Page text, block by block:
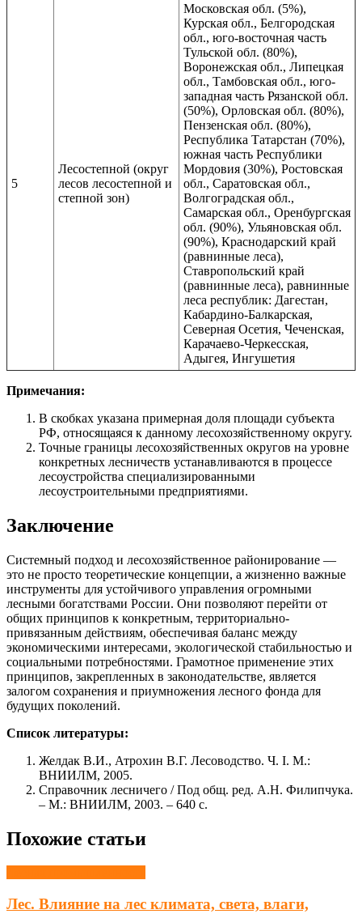
5
Лесостепной (округ
лесов лесостепной и
степной зон)
Московская обл. (5%),
Курская обл., Белгородская
обл., юго-восточная часть
Тульской обл. (80%),
Воронежская обл., Липецкая
обл., Тамбовская обл., юго-
западная часть Рязанской обл.
(50%), Орловская обл. (80%),
Пензенская обл. (80%),
Республика Татарстан (70%),
южная часть Республики
Мордовия (30%), Ростовская
обл., Саратовская обл.,
Волгоградская обл.,
Самарская обл., Оренбургская
обл. (90%), Ульяновская обл.
(90%), Краснодарский край
(равнинные леса),
Ставропольский край
(равнинные леса), равнинные
леса республик: Дагестан,
Кабардино-Балкарская,
Северная Осетия, Чеченская,
Карачаево-Черкесская,
Адыгея, Ингушетия
Примечания:
В скобках указана примерная доля площади субъекта
РФ, относящаяся к данному лесохозяйственному округу.
Точные границы лесохозяйственных округов на уровне
конкретных лесничеств устанавливаются в процессе
лесоустройства специализированными
лесоустроительными предприятиями.
Заключение
Системный подход и лесохозяйственное районирование —
это не просто теоретические концепции, а жизненно важные
инструменты для устойчивого управления огромными
лесными богатствами России. Они позволяют перейти от
общих принципов к конкретным, территориально-
привязанным действиям, обеспечивая баланс между
экономическими интересами, экологической стабильностью и
социальными потребностями. Грамотное применение этих
принципов, закрепленных в законодательстве, является
залогом сохранения и приумножения лесного фонда для
будущих поколений.
Список литературы:
Желдак В.И., Атрохин В.Г. Лесоводство. Ч. I. М.:
ВНИИЛМ, 2005.
Справочник лесничего / Под общ. ред. А.Н. Филипчука.
– М.: ВНИИЛМ, 2003. – 640 с.
Похожие статьи
Лес. Влияние на лес климата, света, влаги,